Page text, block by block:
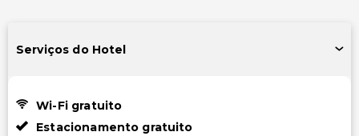
Serviços do Hotel
Wi-Fi gratuito
Estacionamento gratuito